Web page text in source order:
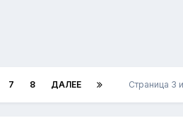
7 8 ДАЛЕЕ Страница 3